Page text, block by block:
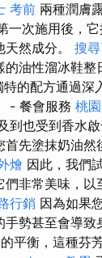
考前 兩種潤膚
一次施用後，
然成分。 搜
的油性溜冰鞋整
的配方通過深
- 餐會服務 桃
到也受到香水
首先塗抹奶油然
燴 因此，我們
們非常美味，以
行銷 因為如果
勢甚至會導致
平衡，這種芬